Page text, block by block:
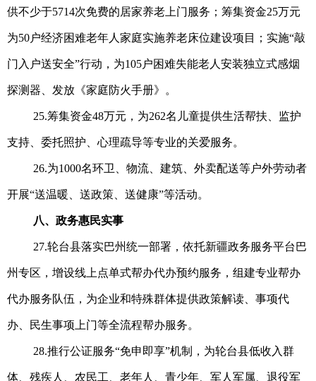
供不少于5714次免费的居家养老上门服务；筹集资金25万元
为50户经济困难老年人家庭实施养老床位建设项目；实施“敲
门入户送安全”行动，为105户困难失能老人安装独立式感烟
探测器、发放《家庭防火手册》。
25.筹集资金48万元，为262名儿童提供生活帮扶、监护
支持、委托照护、心理疏导等专业的关爱服务。
26.为1000名环卫、物流、建筑、外卖配送等户外劳动者
开展“送温暖、送政策、送健康”等活动。
八、政务惠民实事
27.轮台县落实巴州统一部署，依托新疆政务服务平台巴
州专区，增设线上点单式帮办代办预约服务，组建专业帮办
代办服务队伍，为企业和特殊群体提供政策解读、事项代
办、民生事项上门等全流程帮办服务。
28.推行公证服务“免申即享”机制，为轮台县低收入群
体、残疾人、农民工、老年人、青少年、军人军属、退役军